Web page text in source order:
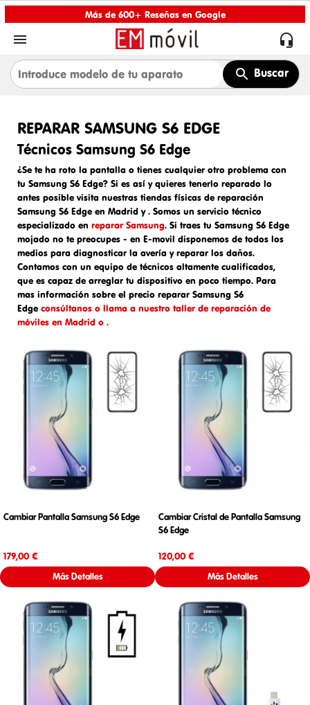
Más de 600+ Reseñas en Google
 
Buscar
REPARAR SAMSUNG S6 EDGE
Técnicos Samsung S6 Edge
¿Se te ha roto la pantalla o tienes cualquier otro problema con
tu Samsung S6 Edge? Si es así y quieres tenerlo reparado lo
antes posible visita nuestras tiendas físicas de reparación
Samsung S6 Edge en Madrid y. Somos un servicio técnico
especializado en reparar Samsung. Si traes tu Samsung S6 Edge
mojado no te preocupes - en E-movil disponemos de todos los
medios para diagnosticar la avería y reparar los daños.
Contamos con un equipo de técnicos altamente cualificados,
que es capaz de arreglar tu dispositivo en poco tiempo. Para
mas información sobre el precio reparar Samsung S6
Edge consúltanos o llama a nuestro taller de reparación de
móviles en Madrid o .
Cambiar Pantalla Samsung S6 Edge
179,00 €
Más Detalles
Cambiar Cristal de Pantalla Samsung
S6 Edge
120,00 €
Más Detalles